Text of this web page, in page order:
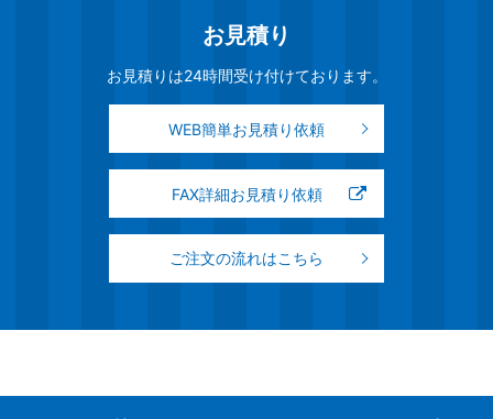
お見積り
お見積りは24時間受け付けております。
WEB簡単お見積り依頼
FAX詳細お見積り依頼
ご注文の流れはこちら